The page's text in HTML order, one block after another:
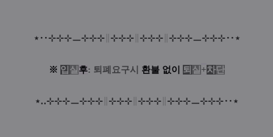
⋆ ‥⊹⊹⊹ㅡ⊹⊹⊹∥ ⊹⊹⊹∥ ⊹⊹⊹∥ ⊹⊹⊹ㅡ⊹⊹⊹‥ ⋆
※ 입 실 후: 퇴폐요구시 환불 없이 퇴 실 +차단
⋆‥⊹⊹⊹ㅡ⊹⊹⊹ ⊹⊹⊹ ⊹⊹⊹ ⊹⊹⊹ㅡ⊹⊹⊹‥ ⋆